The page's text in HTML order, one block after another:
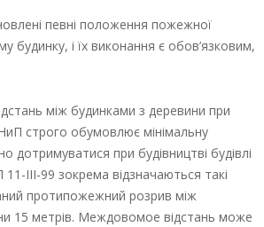
певні положення пожежної
будинку, і їх виконання є обов’язковим,
між будинками з деревини при
строго обумовлює мінімальну
дотримуватися при будівництві будівлі
III-99 зокрема відзначаються такі
протипожежний розрив між
15 метрів. Междовомое відстань може